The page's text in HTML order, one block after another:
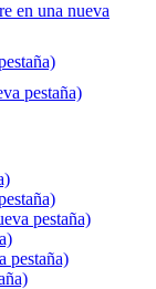
en una nueva
pestaña)
pestaña)
pestaña)